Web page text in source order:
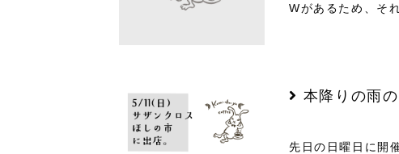
Wがあるため、そ
本降りの雨
先日の日曜日に開